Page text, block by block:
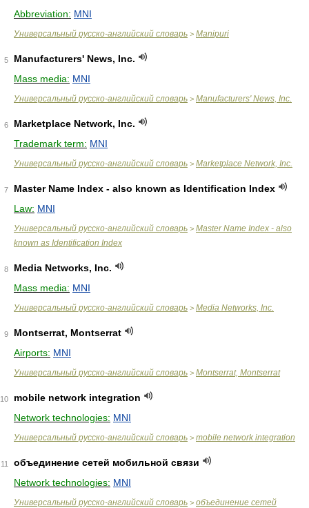
Abbreviation: MNI
Универсальный русско-английский словарь > Manipuri
5
Manufacturers' News, Inc.
Mass media: MNI
Универсальный русско-английский словарь > Manufacturers' News, Inc.
6
Marketplace Network, Inc.
Trademark term: MNI
Универсальный русско-английский словарь > Marketplace Network, Inc.
7
Master Name Index - also known as Identification Index
Law: MNI
Универсальный русско-английский словарь > Master Name Index - also
known as Identification Index
8
Media Networks, Inc.
Mass media: MNI
Универсальный русско-английский словарь > Media Networks, Inc.
9
Montserrat, Montserrat
Airports: MNI
Универсальный русско-английский словарь > Montserrat, Montserrat
10
mobile network integration
Network technologies: MNI
Универсальный русско-английский словарь > mobile network integration
11
объединение сетей мобильной связи
Network technologies: MNI
Универсальный русско-английский словарь > объединение сетей